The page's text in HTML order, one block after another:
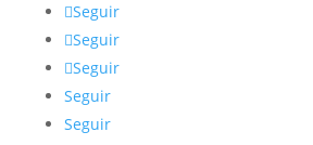
Seguir
Seguir
Seguir
Seguir
Seguir